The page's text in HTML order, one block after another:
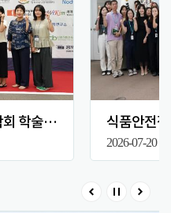
2026년 한국식품저장유통학회 학술대회 식품안전
2026-07-20